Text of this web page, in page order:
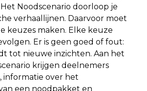
Noodscenario doorloop je
verhaallijnen. Daarvoor moet
keuzes maken. Elke keuze
Er is geen goed of fout:
tot nieuwe inzichten. Aan het
krijgen deelnemers
informatie over het
een noodpakket en